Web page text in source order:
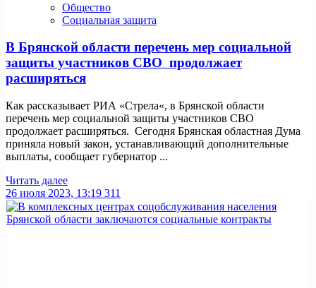
Общество
Социальная защита
В Брянской области перечень мер социальной
защиты участников СВО продолжает
расширяться
Как рассказывает РИА «Стрела«, в Брянской области
перечень мер социальной защиты участников СВО
продолжает расширяться. Сегодня Брянская областная Дума
приняла новый закон, устанавливающий дополнительные
выплаты, сообщает губернатор ...
Читать далее
26 июля 2023, 13:19 311